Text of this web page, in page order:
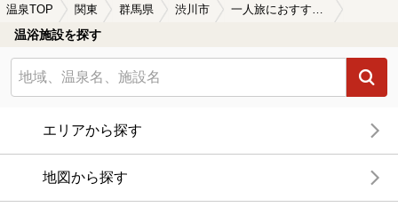
温泉TOP 関東 群馬県 渋川市 一人旅におすすめの渋川市の温泉、日帰り温泉、スーパー銭湯おすすめ
温浴施設を探す
エリアから探す
地図から探す